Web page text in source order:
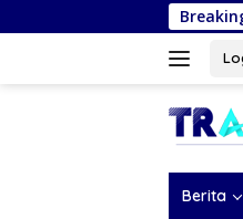
ke
Berita